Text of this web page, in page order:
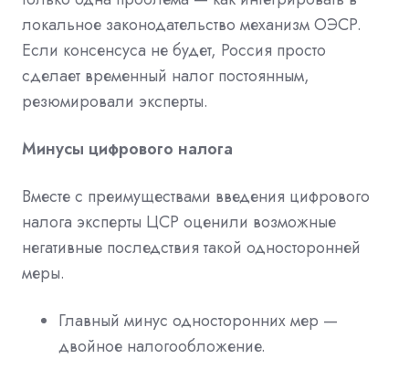
локальное законодательство механизм ОЭСР.
Если консенсуса не будет, Россия просто
сделает временный налог постоянным,
резюмировали эксперты.
Минусы цифрового налога
Вместе с преимуществами введения цифрового
налога эксперты ЦСР оценили возможные
негативные последствия такой односторонней
меры.
Главный минус односторонних мер —
двойное налогообложение.